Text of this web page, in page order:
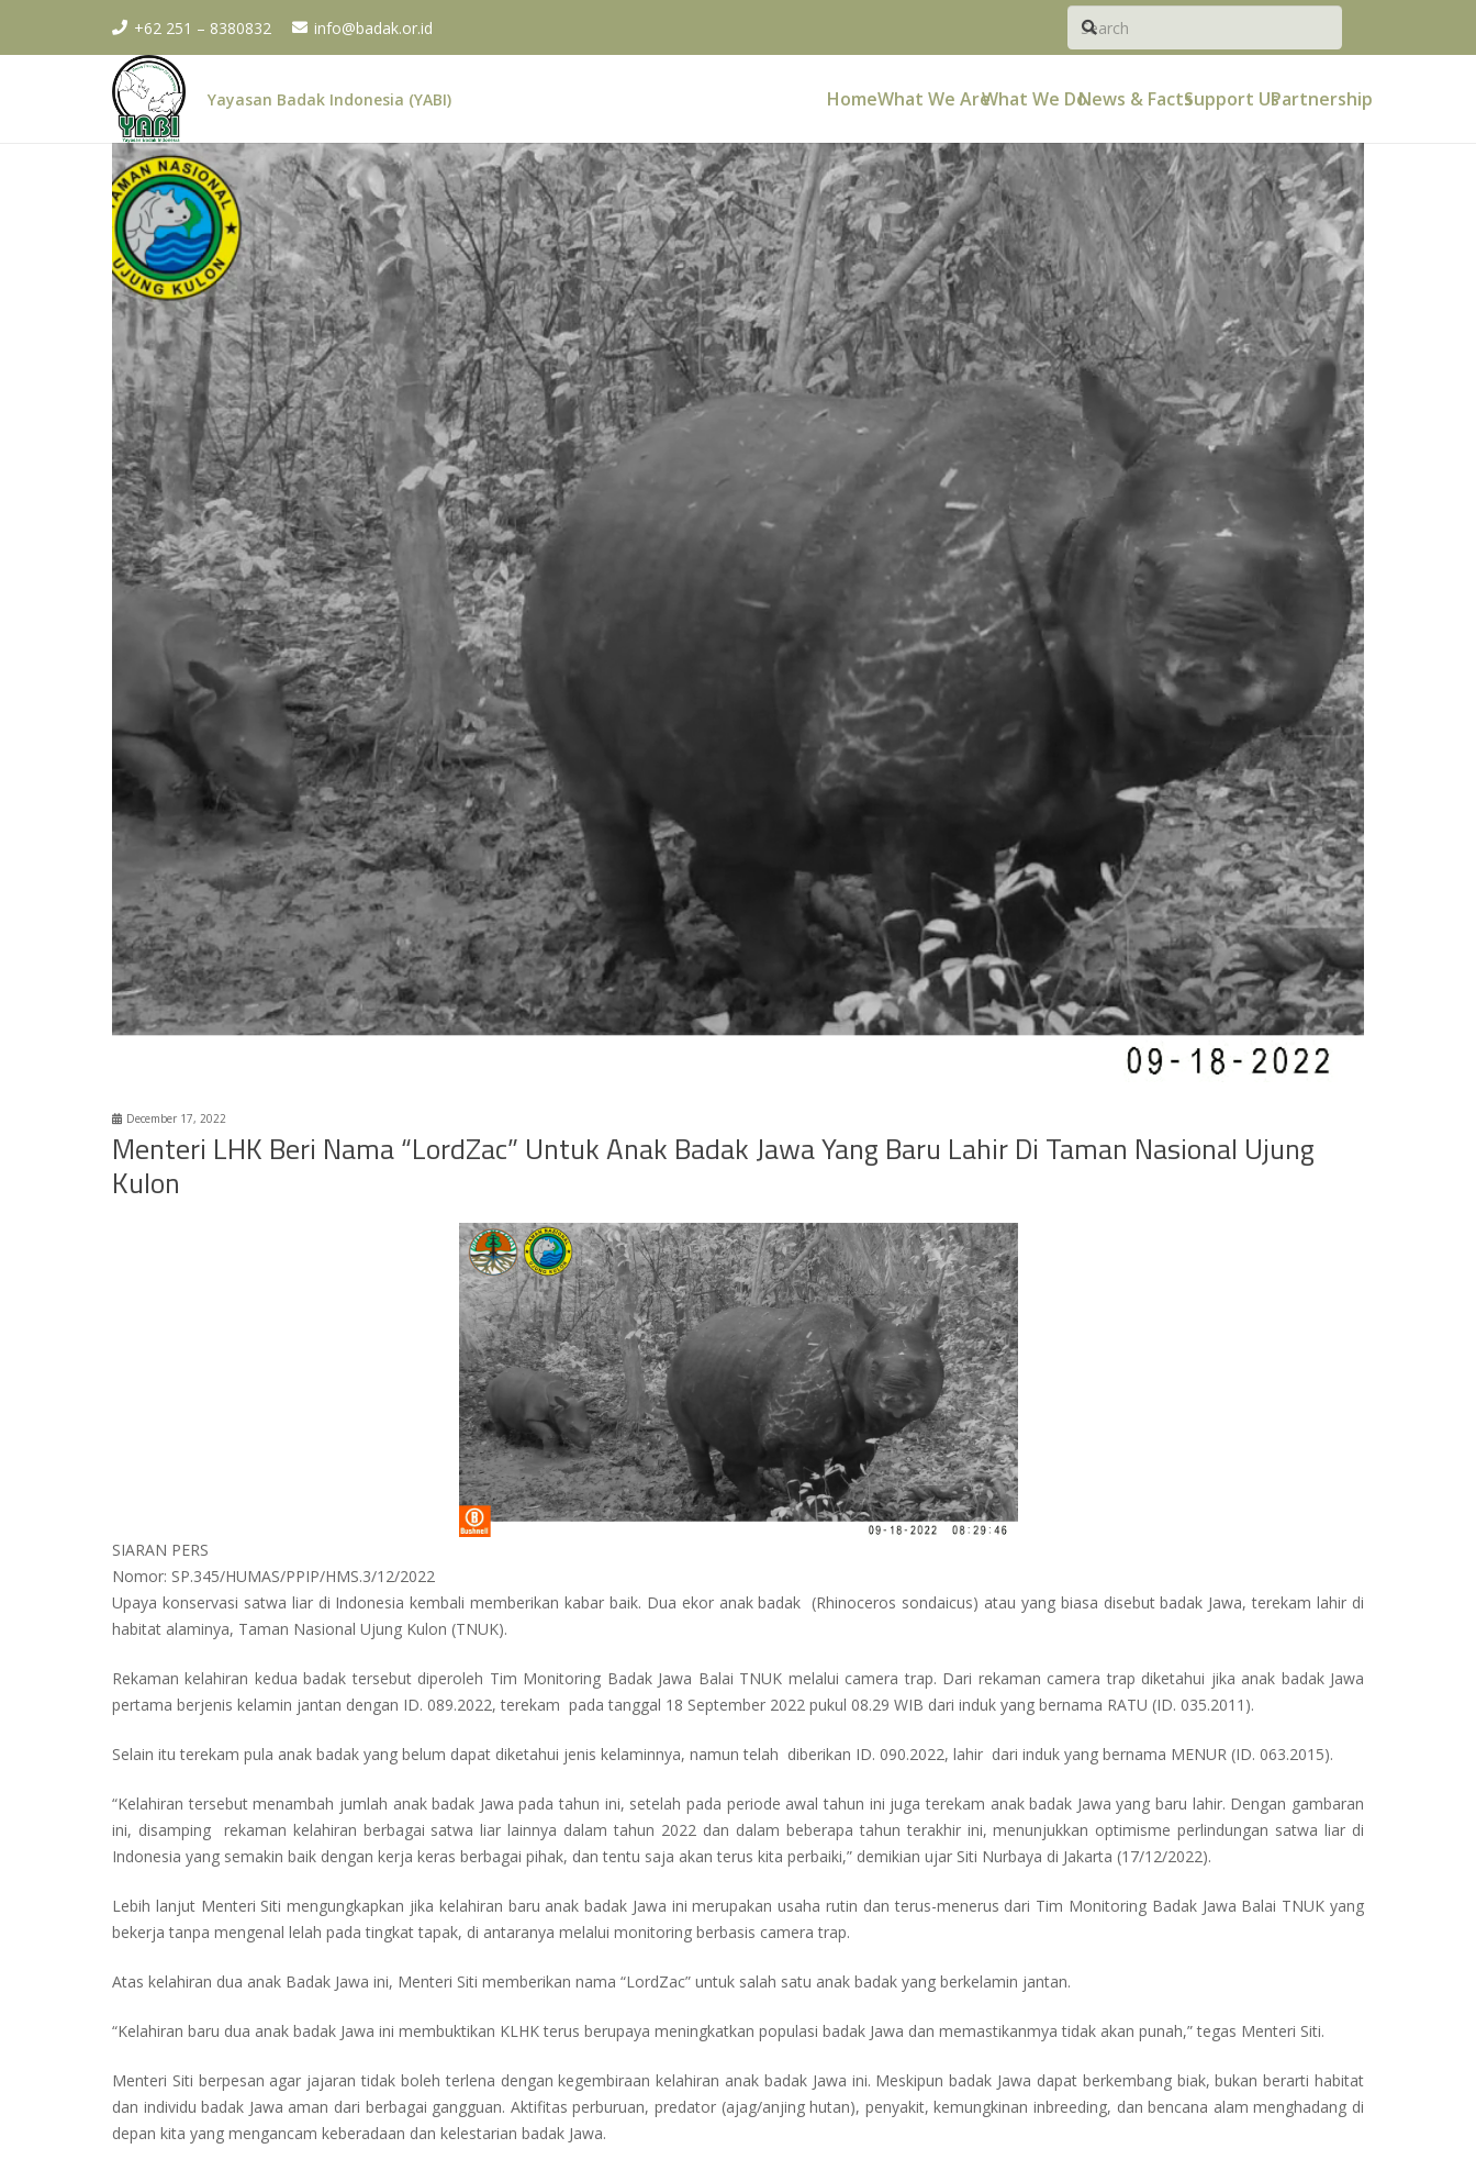
+62 251 – 8380832 info@badak.or.id
Yayasan Badak Indonesia (YABI) HomeWhat We AreWhat We DoNews & FactsSupport UsPartnership
December 17, 2022
Menteri LHK Beri Nama “LordZac” Untuk Anak Badak Jawa Yang Baru Lahir Di Taman Nasional Ujung
Kulon
SIARAN PERS
Nomor: SP.345/HUMAS/PPIP/HMS.3/12/2022
Upaya konservasi satwa liar di Indonesia kembali memberikan kabar baik. Dua ekor anak badak (Rhinoceros sondaicus) atau yang biasa disebut badak Jawa, terekam lahir di
habitat alaminya, Taman Nasional Ujung Kulon (TNUK).
Rekaman kelahiran kedua badak tersebut diperoleh Tim Monitoring Badak Jawa Balai TNUK melalui camera trap. Dari rekaman camera trap diketahui jika anak badak Jawa
pertama berjenis kelamin jantan dengan ID. 089.2022, terekam pada tanggal 18 September 2022 pukul 08.29 WIB dari induk yang bernama RATU (ID. 035.2011).
Selain itu terekam pula anak badak yang belum dapat diketahui jenis kelaminnya, namun telah diberikan ID. 090.2022, lahir dari induk yang bernama MENUR (ID. 063.2015).
“Kelahiran tersebut menambah jumlah anak badak Jawa pada tahun ini, setelah pada periode awal tahun ini juga terekam anak badak Jawa yang baru lahir. Dengan gambaran
ini, disamping rekaman kelahiran berbagai satwa liar lainnya dalam tahun 2022 dan dalam beberapa tahun terakhir ini, menunjukkan optimisme perlindungan satwa liar di
Indonesia yang semakin baik dengan kerja keras berbagai pihak, dan tentu saja akan terus kita perbaiki,” demikian ujar Siti Nurbaya di Jakarta (17/12/2022).
Lebih lanjut Menteri Siti mengungkapkan jika kelahiran baru anak badak Jawa ini merupakan usaha rutin dan terus-menerus dari Tim Monitoring Badak Jawa Balai TNUK yang
bekerja tanpa mengenal lelah pada tingkat tapak, di antaranya melalui monitoring berbasis camera trap.
Atas kelahiran dua anak Badak Jawa ini, Menteri Siti memberikan nama “LordZac” untuk salah satu anak badak yang berkelamin jantan.
“Kelahiran baru dua anak badak Jawa ini membuktikan KLHK terus berupaya meningkatkan populasi badak Jawa dan memastikanmya tidak akan punah,” tegas Menteri Siti.
Menteri Siti berpesan agar jajaran tidak boleh terlena dengan kegembiraan kelahiran anak badak Jawa ini. Meskipun badak Jawa dapat berkembang biak, bukan berarti habitat
dan individu badak Jawa aman dari berbagai gangguan. Aktifitas perburuan, predator (ajag/anjing hutan), penyakit, kemungkinan inbreeding, dan bencana alam menghadang di
depan kita yang mengancam keberadaan dan kelestarian badak Jawa.